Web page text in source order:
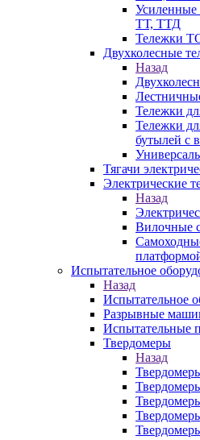
ТТ, ТТД
Тележки
Двухколесные
Назад
Тележки
Тележки
бутылей с
Тягачи
Электрические
Назад
Вилочные
Испытательное
Назад
Испытательное
Разрывные
Испытательные
Твердомеры
Назад